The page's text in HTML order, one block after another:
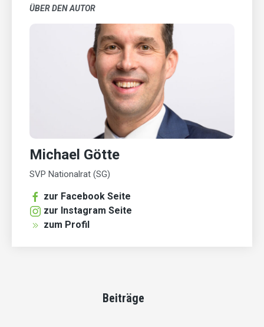
ÜBER DEN AUTOR
Michael Götte
SVP Nationalrat (SG)
zur Facebook Seite
zur Instagram Seite
zum Profil
Beiträge